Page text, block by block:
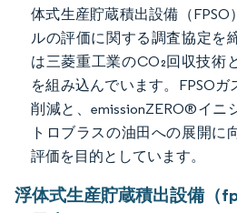
体式生産貯蔵積出設備（
ルの評価に関する調査協定を
は三菱重工業のCO₂回収技術
を組み込んでいます。FPSO
削減と、emissionZERO®イニ
トロブラスの油田への展開に
評価を目的としています。
浮体式生産貯蔵積出設備（